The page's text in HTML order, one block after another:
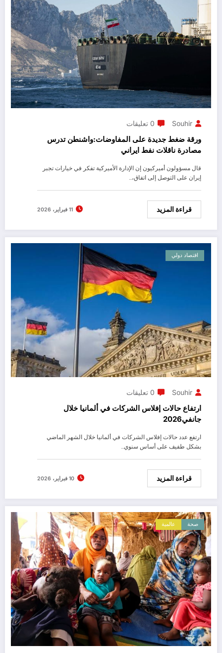
Souhir 0 تعليقات
ورقة ضغط جديدة على المفاوضات:واشنطن تدرس
مصادرة ناقلات نفط ايراني
قال مسؤولون أميركيون إن الإدارة الأميركية تفكر في خيارات تجبر
إيران على التوصل إلى اتفاق،…
قراءة المزيد 11 فبراير، 2026
اقتصاد دولي
Souhir 0 تعليقات
ارتفاع حالات إفلاس الشركات في ألمانيا خلال
جانفي2026
ارتفع عدد حالات إفلاس الشركات في ألمانيا خلال الشهر الماضي
بشكل طفيف على أساس سنوي…
قراءة المزيد 10 فبراير، 2026
صحة عالمية